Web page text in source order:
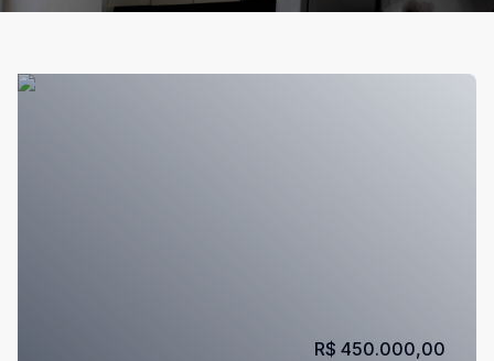
R$ 450.000,00